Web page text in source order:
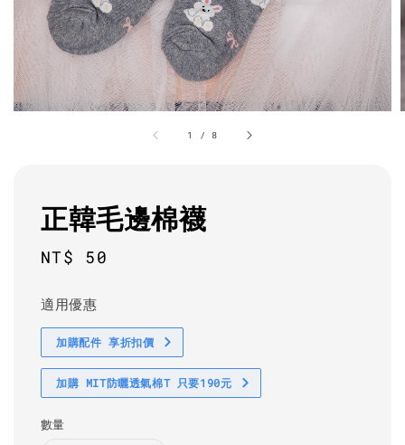
1 / 8
正韓毛邊棉襪
Regular
NT$ 50
適用優惠
加購配件 享折扣價
加購 MIT防曬透氣棉T 只要190元
數量